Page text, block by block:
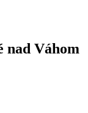
nad Váhom